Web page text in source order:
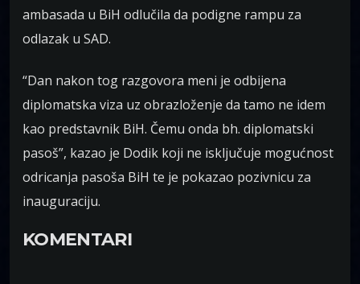
ambasada u BiH odlučila da podigne rampu za
odlazak u SAD.
“Dan nakon tog razgovora meni je odbijena
diplomatska viza uz obrazloženje da tamo ne idem
kao predstavnik BiH. Čemu onda bh. diplomatski
pasoš”, kazao je Dodik koji ne isključuje mogućnost
odricanja pasoša BiH te je pokazao pozivnicu za
inauguraciju.
KOMENTARI